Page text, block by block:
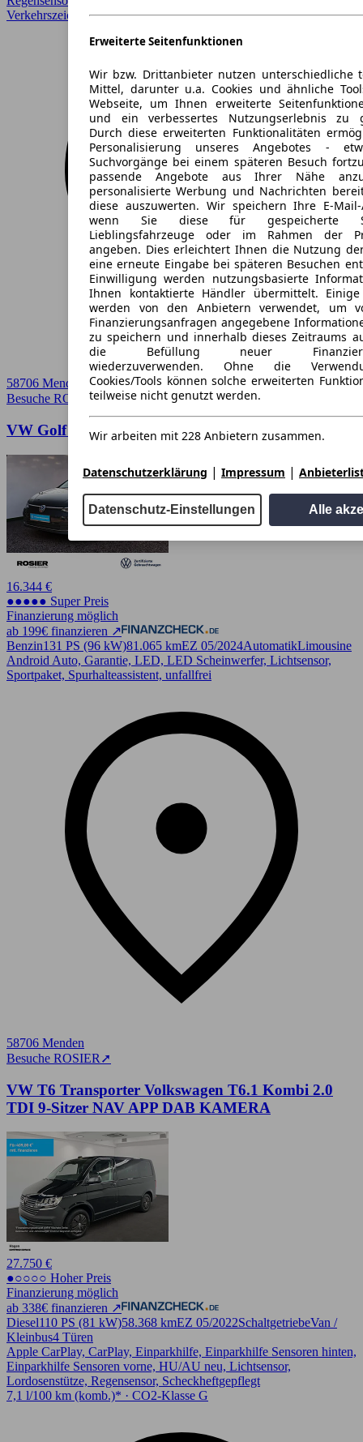
Erweiterte Seitenfunktionen
Wir bzw. Drittanbieter nutzen unterschiedliche
Mittel, darunter u.a. Cookies und ähnliche
Webseite, um Ihnen erweiterte
und ein verbessertes Nutzungserlebnis zu
Durch diese erweiterten Funktionalitäten
Personalisierung unseres Angebotes -
Suchvorgänge bei einem späteren Besuch
passende Angebote aus Ihrer Nähe
personalisierte Werbung und Nachrichten
diese auszuwerten. Wir speichern Ihre E-Mail-
wenn Sie diese für gespeicherte
Lieblingsfahrzeuge oder im Rahmen der
angeben. Dies erleichtert Ihnen die Nutzung
eine erneute Eingabe bei späteren Besuchen
Einwilligung werden nutzungsbasierte
Ihnen kontaktierte Händler übermittelt. Einige
werden von den Anbietern verwendet, um
Finanzierungsanfragen angegebene
zu speichern und innerhalb dieses Zeitraums
die Befüllung neuer
wiederzuverwenden. Ohne die
Cookies/Tools können solche erweiterten
teilweise nicht genutzt werden.
Wir arbeiten mit 228 Anbietern zusammen.
Datenschutzerklärung | Impressum |
Datenschutz-Einstellungen Alle
Verkehrszeichenerkennung
58706 Menden
Besuche ROSIER➚
VW Golf VIII 1.5 e TSI DSG Style
16.344 €
●●●●● Super Preis
Finanzierung möglich
ab 199€ finanzieren ↗
Benzin131 PS (96 kW)81.065 kmEZ 05/2024AutomatikLimousine
Android Auto, Garantie, LED, LED Scheinwerfer, Lichtsensor,
Sportpaket, Spurhalteassistent, unfallfrei
58706 Menden
Besuche ROSIER ➚
VW T6 Transporter Volkswagen T6.1 Kombi 2.0
TDI 9-Sitzer NAV APP DAB KAMERA
27.750 €
●○○○○ Hoher Preis
Finanzierung möglich
ab 338€ finanzieren ↗
Diesel110 PS (81 kW)58.368 kmEZ 05/2022SchaltgetriebeVan /
Kleinbus4 Türen
Apple CarPlay, CarPlay, Einparkhilfe, Einparkhilfe Sensoren hinten,
Einparkhilfe Sensoren vorne, HU/AU neu, Lichtsensor,
Lordosenstütze, Regensensor, Scheckheftgepflegt
7,1 l/100 km (komb.)* · CO2-Klasse G